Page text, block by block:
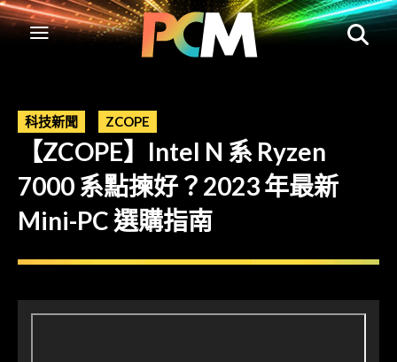
科技新聞 ZCOPE
【ZCOPE】Intel N 系 Ryzen
7000 系點揀好？2023 年最新
Mini-PC 選購指南